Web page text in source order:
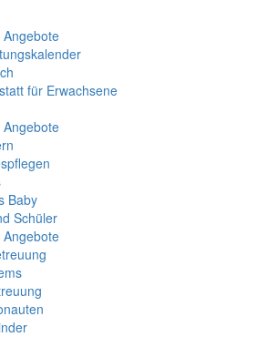
Angebote
für Erwachsene
Angebote
Baby
Schüler
Angebote